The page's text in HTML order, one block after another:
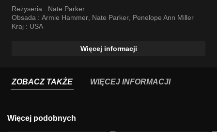
Reżyseria : Nate Parker
Obsada : Armie Hammer, Nate Parker, Penelope Ann Miller
Kraj : USA
Więcej informacji
ZOBACZ TAKŻE WIĘCEJ INFORMACJI
Więcej podobnych